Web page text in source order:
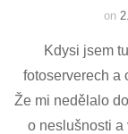
on
Kdysi jsem
fotoserverech a
Že mi nedělalo
o neslušnosti